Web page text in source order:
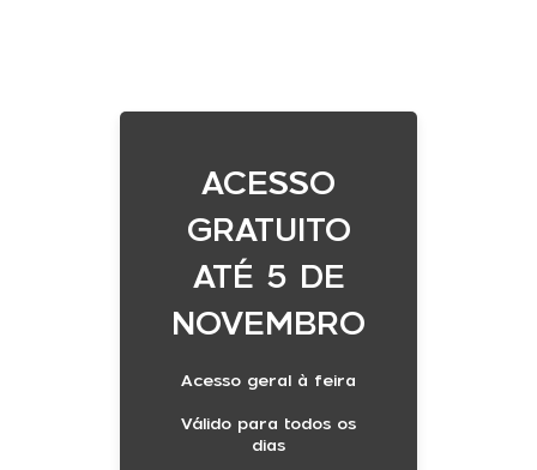
ACESSO
GRATUITO
ATÉ 5 DE
NOVEMBRO
Acesso geral à feira
Válido para todos os
dias